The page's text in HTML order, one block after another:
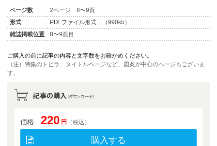
ページ数
2ページ 8〜9頁
形式
PDFファイル形式 （990kb）
雑誌掲載位置
8〜9頁目
ご購入の前に記事の内容と文字数をお確かめください。
（注）特集のトビラ、タイトルページなど、図案が中心のページもございま
す。
記事の購入 （ダウンロード）
価格 220 円 （税込）
購入する